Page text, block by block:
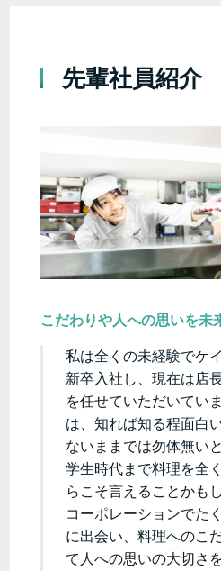
先輩社員紹介
こだわりや人への思いを未
私は全くの未経験でケ
新卒入社し、現在は店
を任せていただいてい
は、知れば知る程面白
ないままでは勿体無い
学生時代まで料理を全
らこそ言えることかも
コーポレーションでた
に出会い、料理へのこ
て人への思いの大切さ